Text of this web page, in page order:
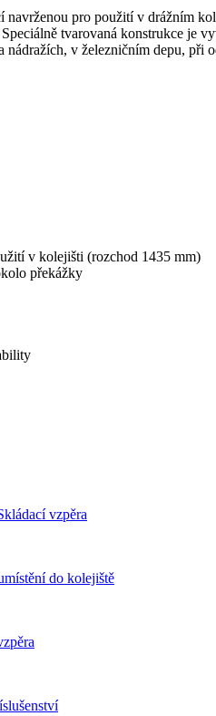
pro použití v drážním
tvarovaná konstrukce je
nádražích, v železničním depu, při
v kolejišti (rozchod 1435 mm)
překážky
vzpěra
do kolejiště